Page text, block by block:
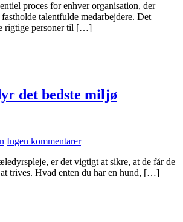
proces for enhver organisation, der
talentfulde medarbejdere. Det
rigtige personer til […]
det bedste miljø
Ingen kommentarer
er det vigtigt at sikre, at de får de
at trives. Hvad enten du har en hund, […]